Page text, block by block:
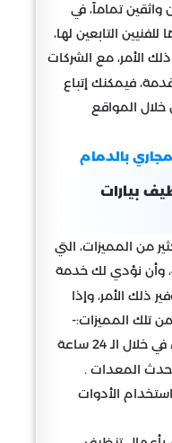
واثقين تماماً، في
التابعين لها،
الأمر، مع الشركات
فيمكنك إتباع
خلال المواقع
بالدمام
بيارات
من المميزات، التي
وأن نؤدي لك خدمة
ذلك الأمر، وإذا
تلك المميزات:-
الـ 24 ساعة
المعدات .
الأدوات